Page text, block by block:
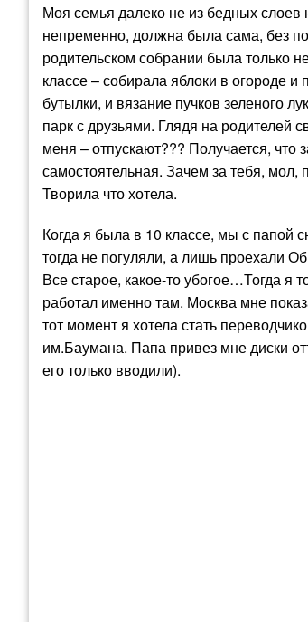
Моя семья далеко не из бедных слоев
непременно, должна была сама, без
родительском собрании была только
классе – собирала яблоки в огороде
бутылки, и вязание пучков зеленого
парк с друзьями. Глядя на родителей
меня – отпускают??? Получается,
самостоятельная. Зачем за тебя,
Творила что хотела.
Когда я была в 10 классе, мы с папой
тогда не погуляли, а лишь проехали
Все старое, какое-то убогое…Тогда я
работал именно там. Москва мне
тот момент я хотела стать
им.Баумана. Папа привез мне диски
его только вводили).